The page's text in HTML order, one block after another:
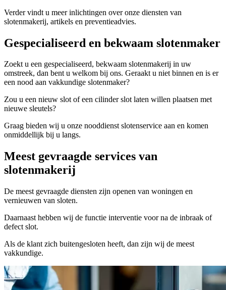
Verder vindt u meer inlichtingen over onze diensten van
slotenmakerij, artikels en preventieadvies.
Gespecialiseerd en bekwaam slotenmaker
Zoekt u een gespecialiseerd, bekwaam slotenmakerij in uw
omstreek, dan bent u welkom bij ons. Geraakt u niet binnen en is er
een nood aan vakkundige slotenmaker?
Zou u een nieuw slot of een cilinder slot laten willen plaatsen met
nieuwe sleutels?
Graag bieden wij u onze nooddienst slotenservice aan en komen
onmiddellijk bij u langs.
Meest gevraagde services van
slotenmakerij
De meest gevraagde diensten zijn openen van woningen en
vernieuwen van sloten.
Daarnaast hebben wij de functie interventie voor na de inbraak of
defect slot.
Als de klant zich buitengesloten heeft, dan zijn wij de meest
vakkundige.